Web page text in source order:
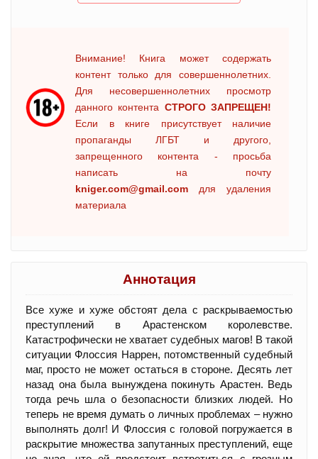
Внимание! Книга может содержать
контент только для совершеннолетних.
Для несовершеннолетних просмотр
данного контента СТРОГО ЗАПРЕЩЕН!
Если в книге присутствует наличие
пропаганды ЛГБТ и другого,
запрещенного контента - просьба
написать на почту
kniger.com@gmail.com для удаления
материала
Аннотация
Все хуже и хуже обстоят дела с раскрываемостью
преступлений в Арастенском королевстве.
Катастрофически не хватает судебных магов! В такой
ситуации Флоссия Наррен, потомственный судебный
маг, просто не может остаться в стороне. Десять лет
назад она была вынуждена покинуть Арастен. Ведь
тогда речь шла о безопасности близких людей. Но
теперь не время думать о личных проблемах – нужно
выполнять долг! И Флоссия с головой погружается в
раскрытие множества запутанных преступлений, еще